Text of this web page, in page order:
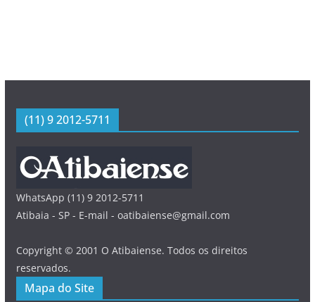
(11) 9 2012-5711
WhatsApp (11) 9 2012-5711
Atibaia - SP - E-mail - oatibaiense@gmail.com
Copyright © 2001 O Atibaiense. Todos os direitos
reservados.
Mapa do Site